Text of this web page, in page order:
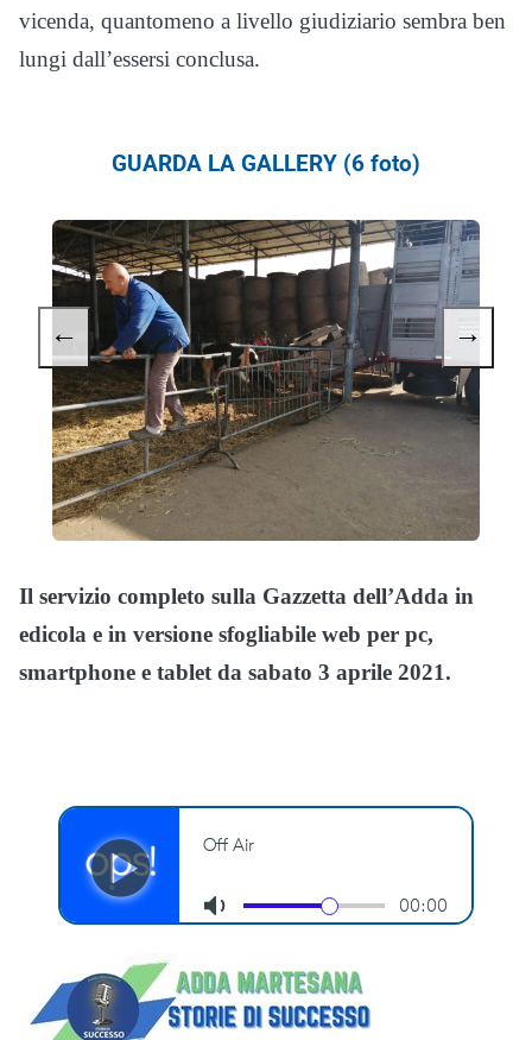
vicenda, quantomeno a livello giudiziario sembra ben
lungi dall’essersi conclusa.
GUARDA LA GALLERY (6 foto)
← →
Il servizio completo sulla Gazzetta dell’Adda in
edicola e in versione sfogliabile web per pc,
smartphone e tablet da sabato 3 aprile 2021.